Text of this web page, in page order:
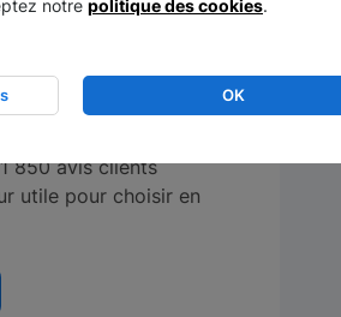
lyonnaise, notamment
B et bien desservi par
du 12 rue de la Part-
850 avis clients
utile pour choisir en
notre politique des cookies.
OK